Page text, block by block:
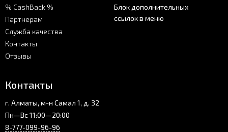
% CashBack %
Партнерам
Служба качества
Контакты
Отзывы
Блок дополнительных
ссылок в меню
Контакты
г. Алматы, м-н Самал 1, д. 32
Пн—Вс 11:00—20:00
8-777-099-96-96